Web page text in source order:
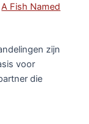
A Fish Named
zijn
voor
die